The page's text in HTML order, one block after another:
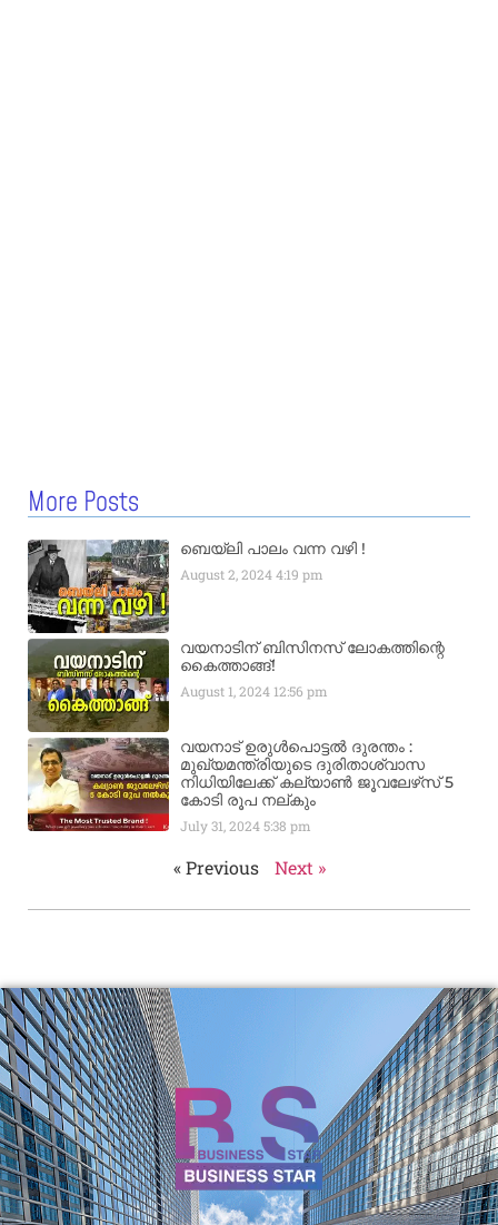
More Posts
ബെയ്‌ലി പാലം വന്ന വഴി !
August 2, 20244:19 pm
വയനാടിന് ബിസിനസ് ലോകത്തിന്റെ
കൈത്താങ്ങ്!
August 1, 2024 12:56 pm
വയനാട് ഉരുള്‍പൊട്ടൽ ദുരന്തം :
മുഖ്യമന്ത്രിയുടെ ദുരിതാശ്വാസ
നിധിയിലേക്ക് കല്യാണ്‍ ജൂവലേഴ്‌സ് 5
കോടി രൂപ നല്‌കും
July 31, 20245:38 pm
« Previous Next »